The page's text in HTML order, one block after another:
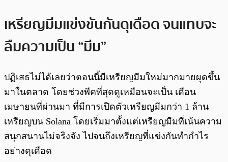
เหรียญมีมแข่งขันกันดุเดือด จนแทบจะ
ลืมความเป็น “มีม”
ปฏิเสธไม่ได้เลยว่าตอนนี้มีเหรียญมีมใหม่มากมายผุดขึ้น
มาในตลาด โดยช่วงพีคที่สุดดูเหมือนจะเป็น เดือน
เมษายนที่ผ่านมา ที่มีการเปิดตัวเหรียญมีมกว่า 1 ล้าน
เหรียญบน Solana โดยเริ่มมาตั้งแต่เหรียญมีมที่เน้นความ
สนุกสนานไม่จริงจัง ไปจนถึงเหรียญที่แข่งกันทำกำไร
อย่างดุเดือด